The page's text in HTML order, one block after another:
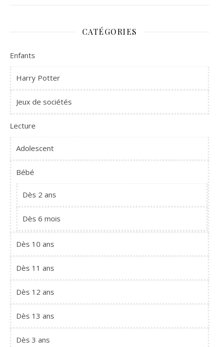
CATÉGORIES
Enfants
Harry Potter
Jeux de sociétés
Lecture
Adolescent
Bébé
Dès 2 ans
Dès 6 mois
Dès 10 ans
Dès 11 ans
Dès 12 ans
Dès 13 ans
Dès 3 ans